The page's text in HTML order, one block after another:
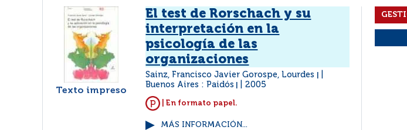
Texto impreso
El test de Rorschach y su
interpretación en la
psicología de las
organizaciones
Sainz, Francisco Javier Gorospe, Lourdes
Buenos Aires : Paidós 2005
| En formato papel.
MÁS INFORMACIÓN...